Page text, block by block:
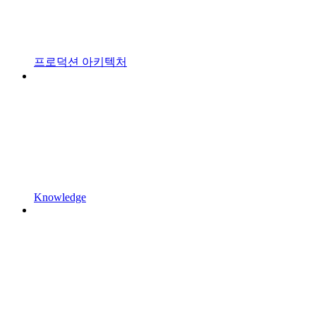
프로덕션 아키텍처
Knowledge